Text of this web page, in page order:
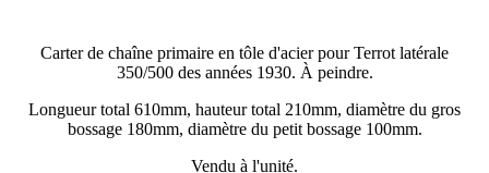
Carter de chaîne primaire en tôle d'acier pour Terrot latérale
350/500 des années 1930. À peindre.
Longueur total 610mm, hauteur total 210mm, diamètre du gros
bossage 180mm, diamètre du petit bossage 100mm.
Vendu à l'unité.